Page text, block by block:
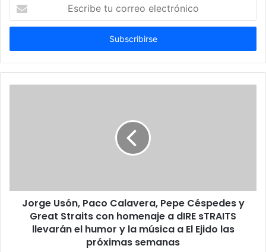
correo
Jorge Usón, Paco Calavera, Pepe Céspedes y
Great Straits con homenaje a dIRE sTRAITS
llevarán el humor y la música a El Ejido las
próximas semanas